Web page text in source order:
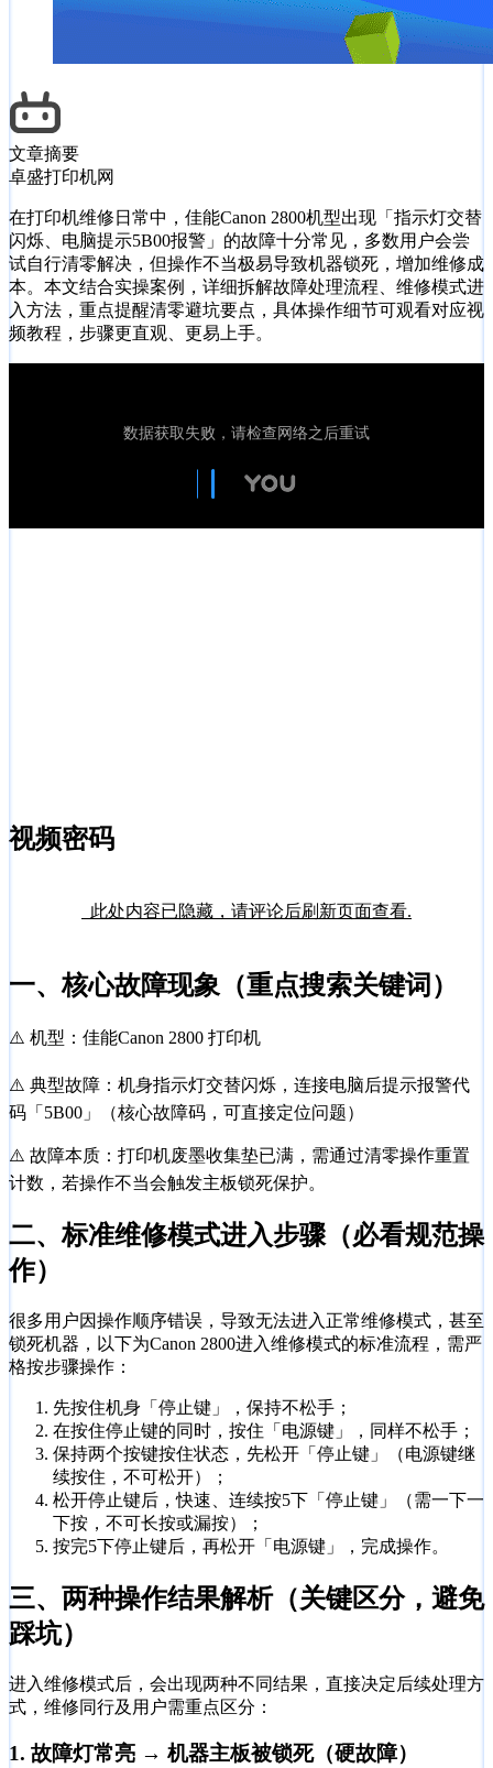
文章摘要
卓盛打印机网
在打印机维修日常中，佳能Canon 2800机型出现「指示灯交替
闪烁、电脑提示5B00报警」的故障十分常见，多数用户会尝
试自行清零解决，但操作不当极易导致机器锁死，增加维修成
本。本文结合实操案例，详细拆解故障处理流程、维修模式进
入方法，重点提醒清零避坑要点，具体操作细节可观看对应视
频教程，步骤更直观、更易上手。
视频密码
此处内容已隐藏，请评论后刷新页面查看.
一、核心故障现象（重点搜索关键词）
⚠️ 机型：佳能Canon 2800 打印机
⚠️ 典型故障：机身指示灯交替闪烁，连接电脑后提示报警代
码「5B00」（核心故障码，可直接定位问题）
⚠️ 故障本质：打印机废墨收集垫已满，需通过清零操作重置
计数，若操作不当会触发主板锁死保护。
二、标准维修模式进入步骤（必看规范操
作）
很多用户因操作顺序错误，导致无法进入正常维修模式，甚至
锁死机器，以下为Canon 2800进入维修模式的标准流程，需严
格按步骤操作：
先按住机身「停止键」，保持不松手；
在按住停止键的同时，按住「电源键」，同样不松手；
保持两个按键按住状态，先松开「停止键」（电源键继
续按住，不可松开）；
松开停止键后，快速、连续按5下「停止键」（需一下一
下按，不可长按或漏按）；
按完5下停止键后，再松开「电源键」，完成操作。
三、两种操作结果解析（关键区分，避免
踩坑）
进入维修模式后，会出现两种不同结果，直接决定后续处理方
式，维修同行及用户需重点区分：
1. 故障灯常亮 → 机器主板被锁死（硬故障）